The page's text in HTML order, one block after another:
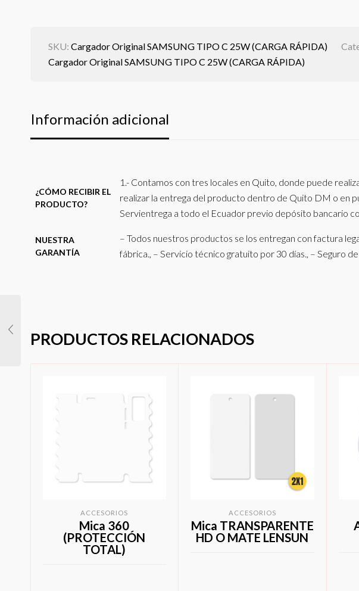
SKU: Cargador Original SAMSUNG TIPO C 25W (CARGA RÁPIDA)
Cargador Original SAMSUNG TIPO C 25W (CARGA RÁPIDA)
Información adicional
¿CÓMO RECIBIR EL
PRODUCTO?
1.- Contamos con tres locales en Quito, donde puede
realizar la entrega del producto dentro de Quito DM o en
Servientrega a todo el Ecuador previo depósito bancario
NUESTRA
GARANTÍA
– Todos nuestros productos se los entregan con factura
fábrica., – Servicio técnico gratuito por 30 días., – Seguro
PRODUCTOS RELACIONADOS
ACCESORIOS
Mica 360
(PROTECCIÓN
TOTAL)
ACCESORIOS
Mica TRANSPARENTE
HD O MATE LENSUN